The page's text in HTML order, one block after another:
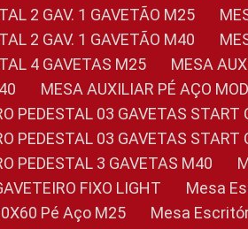
2 GAV. 1 GAVETÃO M25
2 GAV. 1 GAVETÃO M40
4 GAVETAS M25
MESA
MESA AUXILIAR PÉ AÇO
PEDESTAL 03 GAVETAS START
PEDESTAL 03 GAVETAS START
PEDESTAL 3 GAVETAS M40
GAVETEIRO FIXO LIGHT
Mesa
Pé Aço M25
Mesa